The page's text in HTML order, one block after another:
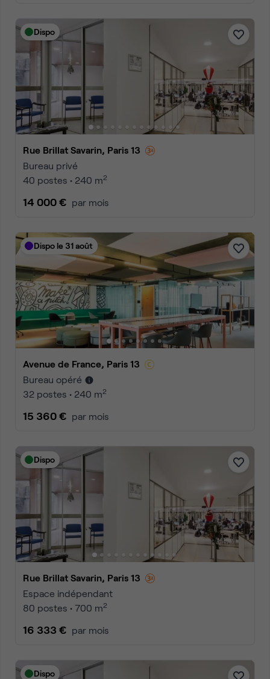
Dispo
Rue Brillat Savarin, Paris 13
Bureau privé
40 postes • 240 m2
14 000 € par mois
Dispo le 31 août
Avenue de France, Paris 13
Bureau opéré
32 postes • 240 m2
15 360 € par mois
Dispo
Rue Brillat Savarin, Paris 13
Espace indépendant
80 postes • 700 m2
16 333 € par mois
Dispo